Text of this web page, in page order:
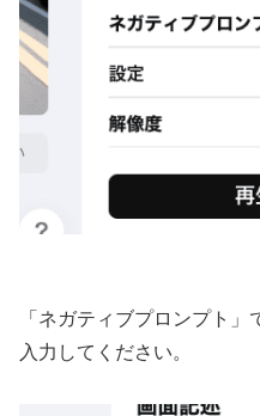
「ネガティブプロンプト
入力してください。